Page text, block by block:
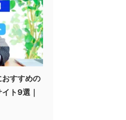
すすめの
ト9選｜